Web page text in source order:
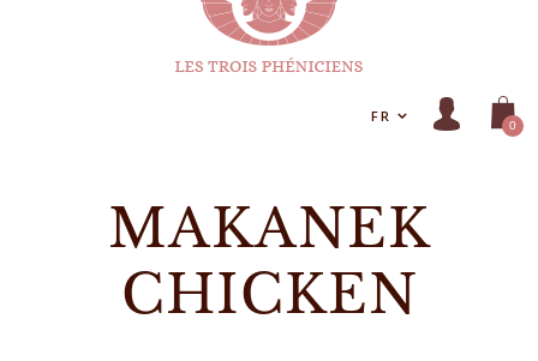
0
FR
MAKANEK
CHICKEN